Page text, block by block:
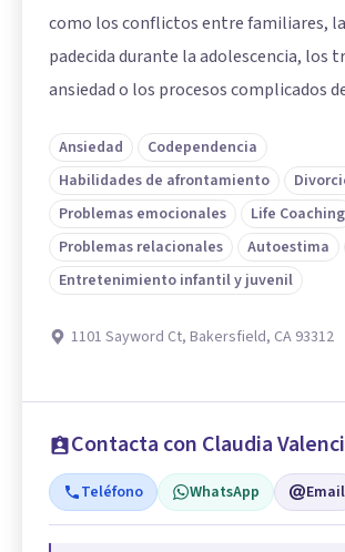
como los conflictos entre familiares,
padecida durante la adolescencia, los
ansiedad o los procesos complicados
Ansiedad
Codependencia
Habilidades de afrontamiento
Problemas emocionales
Life Coaching
Problemas relacionales
Autoestima
Entretenimiento infantil y juvenil
1101 Sayword Ct, Bakersfield, CA 93312
Contacta con Claudia
Teléfono WhatsApp Email